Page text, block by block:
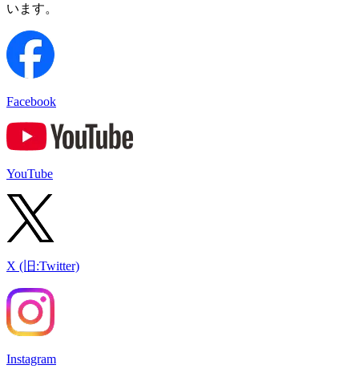
います。
Facebook
YouTube
X (旧:Twitter)
Instagram